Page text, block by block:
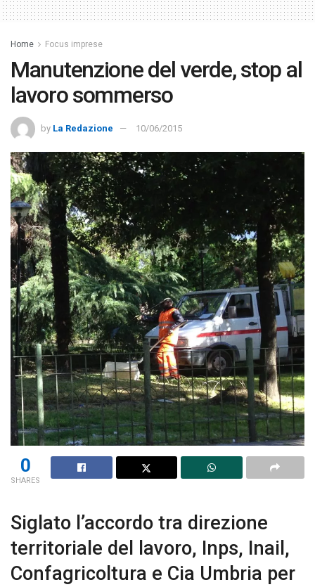
Home Focus imprese
Manutenzione del verde, stop al
lavoro sommerso
by La Redazione 10/06/2015
0
SHARES
Siglato l’accordo tra direzione
territoriale del lavoro, Inps, Inail,
Confagricoltura e Cia Umbria per